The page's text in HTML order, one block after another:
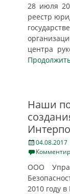
28 июля
реестр
центра
Наши
Posted
on
04.08.2017
ООО
2010 году